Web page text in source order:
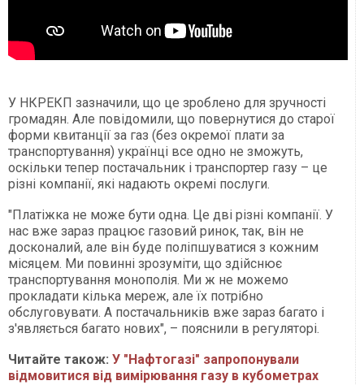
У НКРЕКП зазначили, що це зроблено для зручності
громадян. Але повідомили, що повернутися до старої
форми квитанції за газ (без окремої плати за
транспортування) українці все одно не зможуть,
оскільки тепер постачальник і транспортер газу – це
різні компанії, які надають окремі послуги.
"Платіжка не може бути одна. Це дві різні компанії. У
нас вже зараз працює газовий ринок, так, він не
досконалий, але він буде поліпшуватися з кожним
місяцем. Ми повинні зрозуміти, що здійснює
транспортування монополія. Ми ж не можемо
прокладати кілька мереж, але їх потрібно
обслуговувати. А постачальників вже зараз багато і
з'являється багато нових", – пояснили в регуляторі.
Читайте також: У "Нафтогазі" запропонували
відмовитися від вимірювання газу в кубометрах